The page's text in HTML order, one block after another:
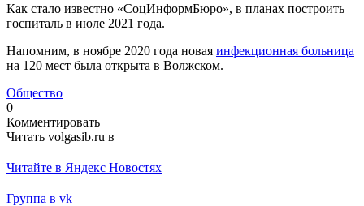
Как стало известно «СоцИнформБюро», в планах построить
госпиталь в июле 2021 года.
Напомним, в ноябре 2020 года новая инфекционная больница
на 120 мест была открыта в Волжском.
Общество
0
Комментировать
Читать volgasib.ru в
Читайте в Яндекс Новостях
Группа в vk